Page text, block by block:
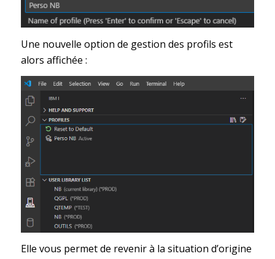
Une nouvelle option de gestion des profils est
alors affichée :
Elle vous permet de revenir à la situation d’origine